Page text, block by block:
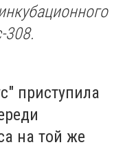
308.
приступила
на той же